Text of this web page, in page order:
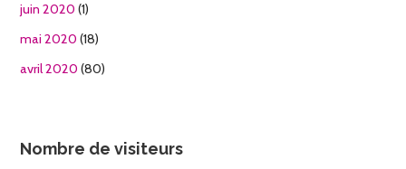
juin 2020 (1)
mai 2020 (18)
avril 2020 (80)
Nombre de visiteurs